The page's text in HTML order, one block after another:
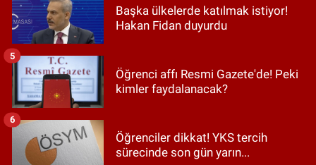
Başka ülkelerde katılmak istiyor!
Hakan Fidan duyurdu
Öğrenci affı Resmi Gazete'de! Peki
kimler faydalanacak?
5
Öğrenciler dikkat! YKS tercih
sürecinde son gün yarın...
6